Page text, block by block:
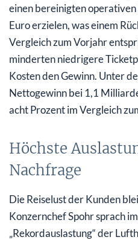
einen bereinigten
Euro erzielen, was einem
Vergleich zum Vorjahr
minderten niedrigere
Kosten den Gewinn. Unter
Nettogewinn bei 1,1
acht Prozent im Vergleich
Höchste
Nachfrage
Die Reiselust der Kunden
Konzernchef Spohr sprach
„Rekordauslastung“ der